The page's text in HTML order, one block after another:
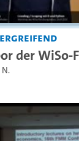
der
N.